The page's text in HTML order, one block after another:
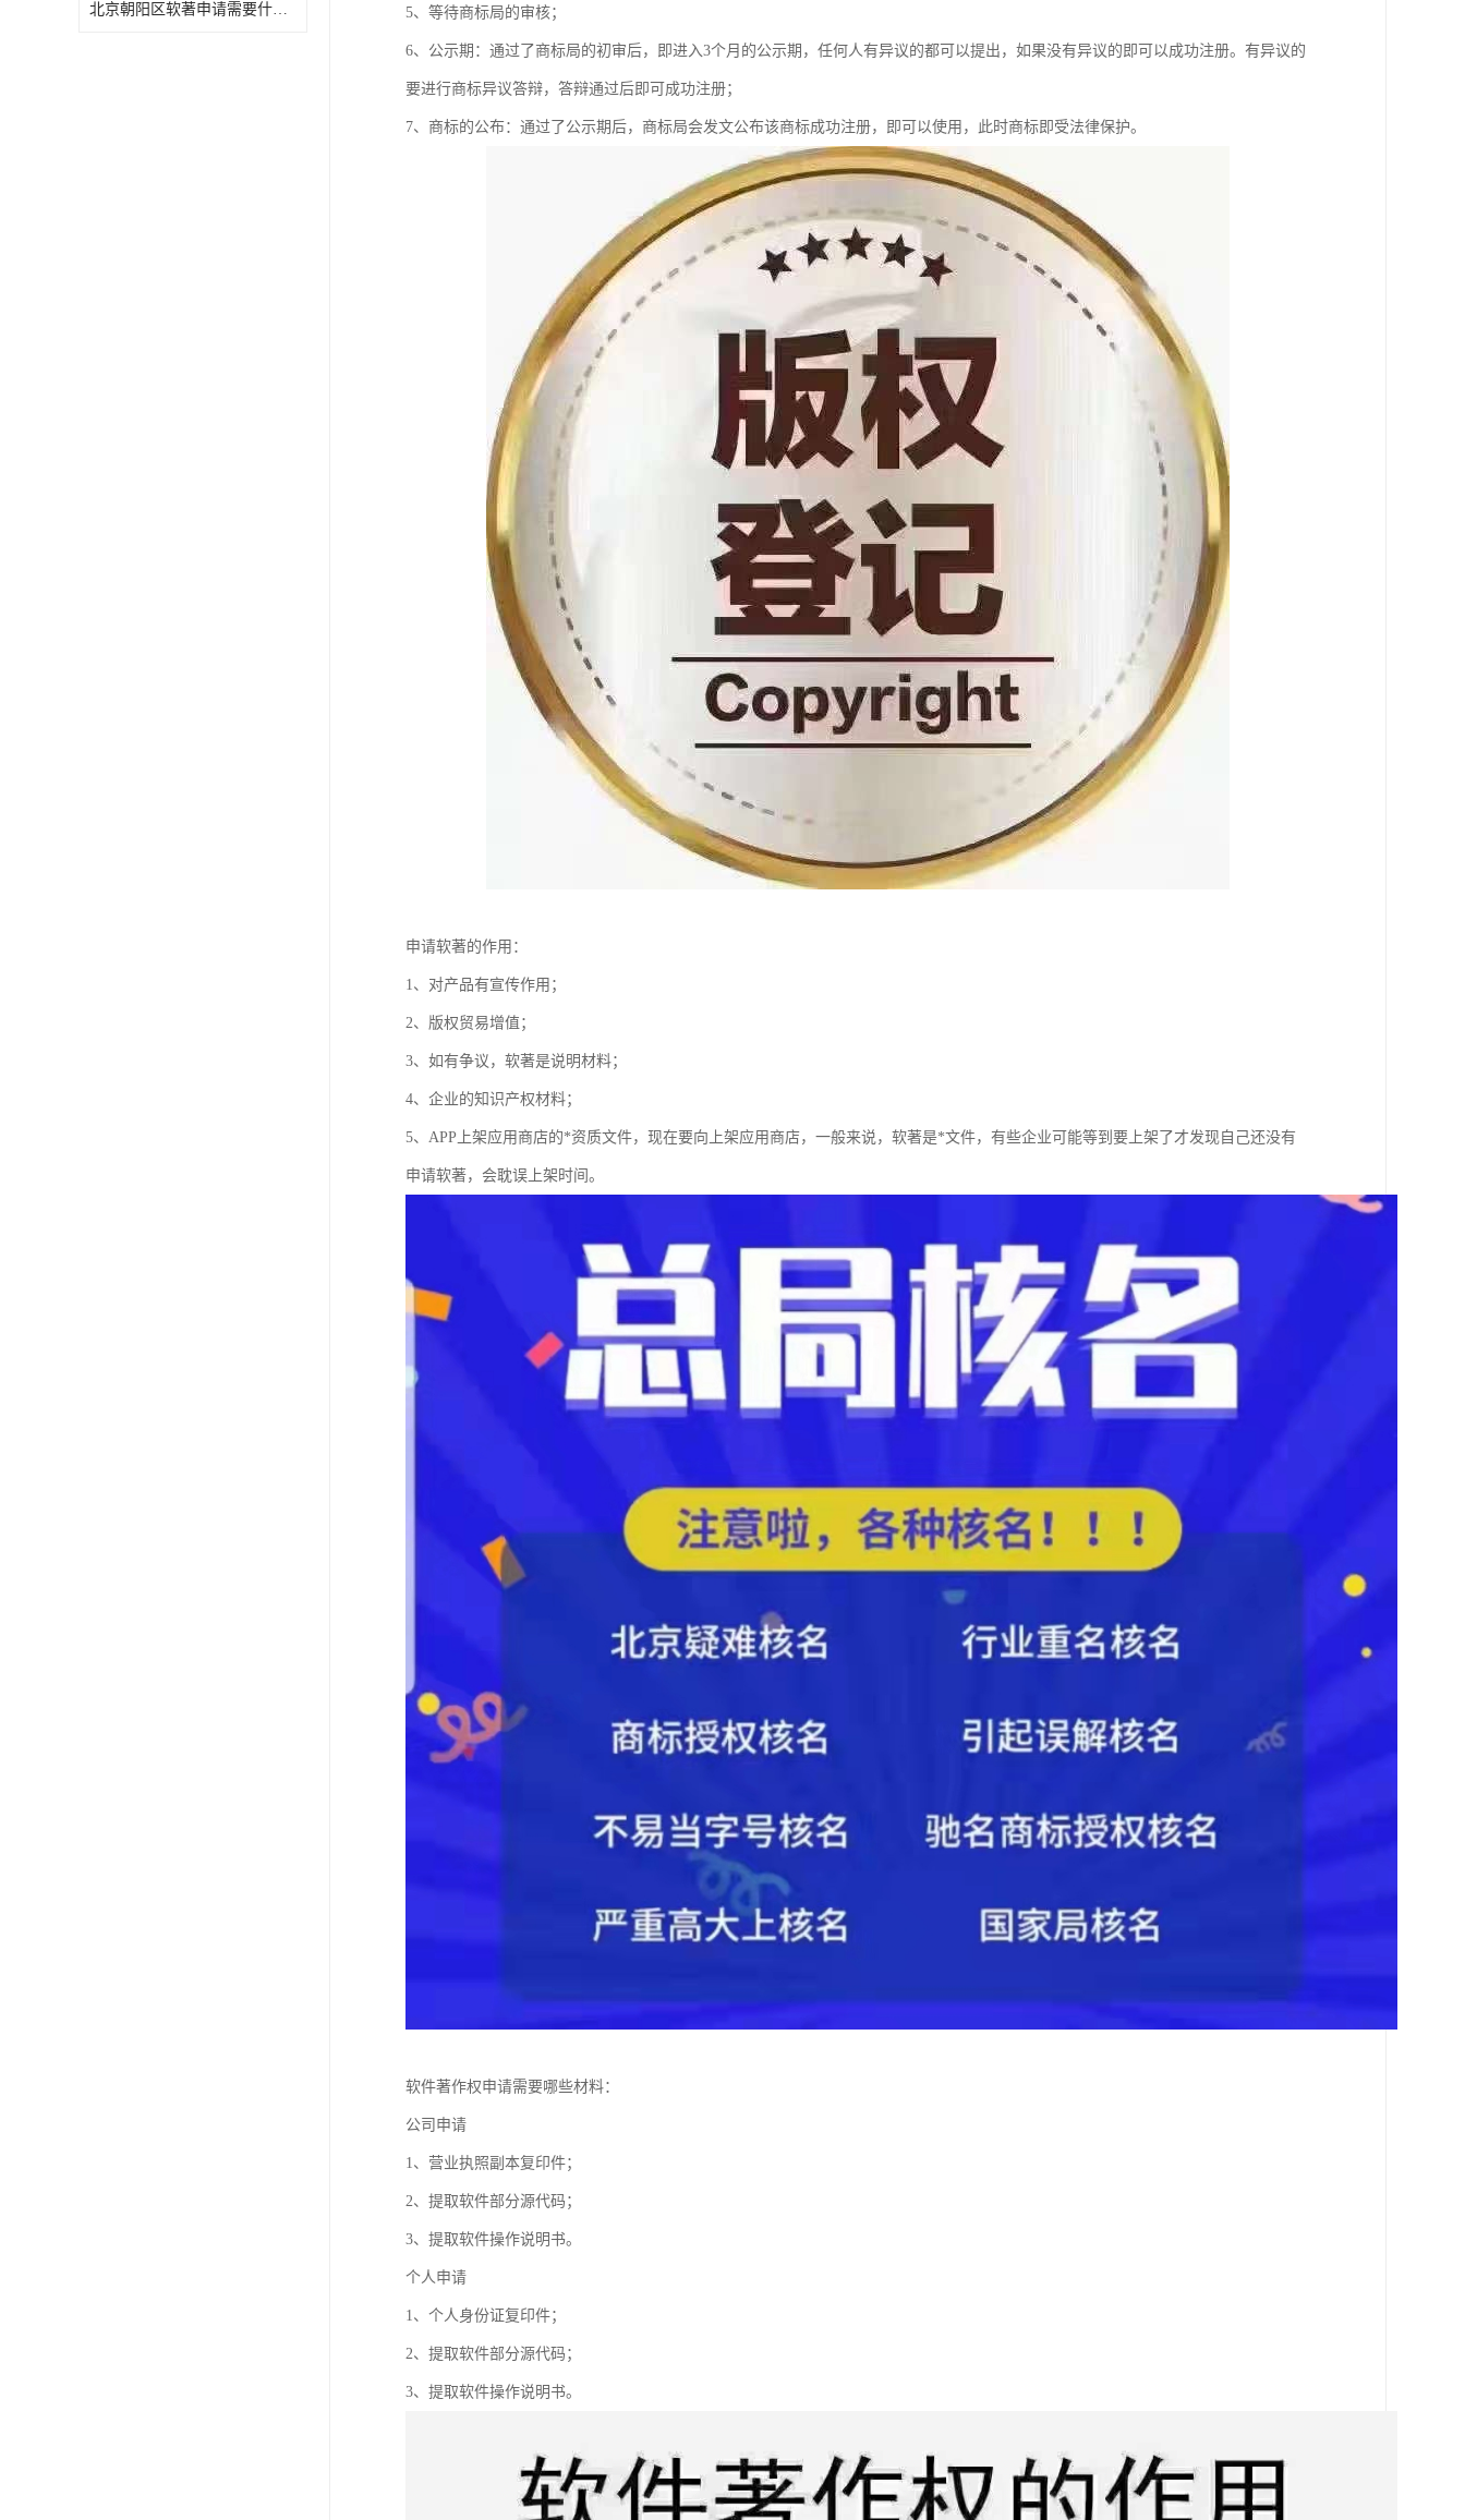
北京朝阳区软著申请需要什么条件 欢迎电话咨询 5、等待商标局的审核；
6、公示期：通过了商标局的初审后，即进入3个月的公示期，任何人有异议的都可以提出，如果没有异议的即可以成功注册。有异议的
要进行商标异议答辩，答辩通过后即可成功注册；
7、商标的公布：通过了公示期后，商标局会发文公布该商标成功注册，即可以使用，此时商标即受法律保护。
申请软著的作用：
1、对产品有宣传作用；
2、版权贸易增值；
3、如有争议，软著是说明材料；
4、企业的知识产权材料；
5、APP上架应用商店的*资质文件，现在要向上架应用商店，一般来说，软著是*文件，有些企业可能等到要上架了才发现自己还没有
申请软著，会耽误上架时间。
软件著作权申请需要哪些材料：
公司申请
1、营业执照副本复印件；
2、提取软件部分源代码；
3、提取软件操作说明书。
个人申请
1、个人身份证复印件；
2、提取软件部分源代码；
3、提取软件操作说明书。